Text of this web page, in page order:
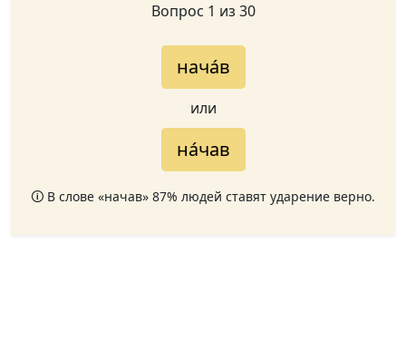
Вопрос 1 из 30
нача́в
или
на́чав
🛈 В слове «начав» 87% людей ставят ударение верно.